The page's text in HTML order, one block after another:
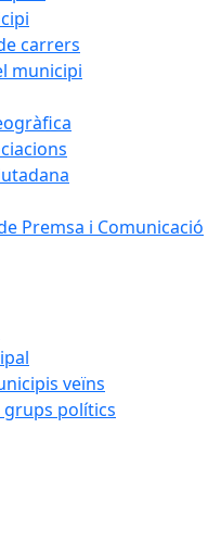
carrers
municipi
Premsa i Comunicació
veïns
polítics